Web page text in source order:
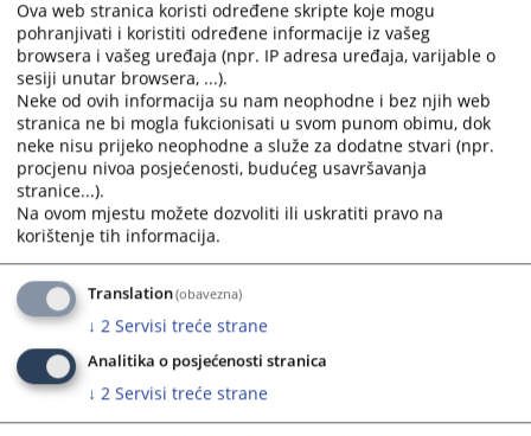
and
select
a
date.
Press
the
question
mark
key
get
the
keyboard
shortcuts
for
and
select
a
date.
Press
the
question
mark
key
the
keyboard
shortcuts
for
Ova web stranica koristi određene skripte koje mogu
pohranjivati i koristiti određene informacije iz vašeg
browsera i vašeg uređaja (npr. IP adresa uređaja, varijable o
sesiji unutar browsera, ...).
Neke od ovih informacija su nam neophodne i bez njih web
stranica ne bi mogla fukcionisati u svom punom obimu, dok
neke nisu prijeko neophodne a služe za dodatne stvari (npr.
procjenu nivoa posjećenosti, budućeg usavršavanja
stranice...).
Na ovom mjestu možete dozvoliti ili uskratiti pravo na
korištenje tih informacija.
Translation(obavezna)
↓ 2 Servisi treće strane
Analitika o posjećenosti stranica
↓ 2 Servisi treće strane